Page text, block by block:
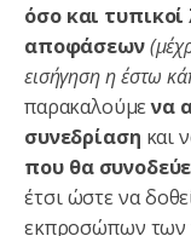
όσο και
αποφάσεων
εισήγηση η έστω
παρακαλούμενα
συνεδρίαση και
που θα
έτσι ώστε να
εκπροσώπων των